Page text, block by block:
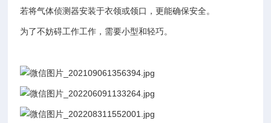
若将气体侦测器安装于衣领或领口，更能确保安全。
为了不妨碍工作工作，需要小型和轻巧。